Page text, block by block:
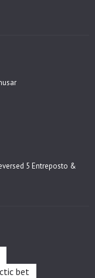
5 Entreposto &
bet